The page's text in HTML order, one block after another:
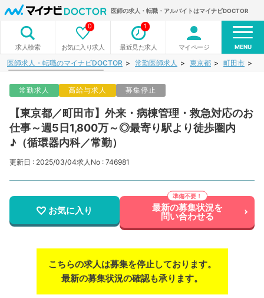
医師の求人・転職・アルバイトはマイナビDOCTOR
求人検索 お気に入り求人
0
最近見た求人
1
マイページ MENU
医師求人・転職のマイナビDOCTOR 常勤医師求人 東京都 町田市
常勤求人 高給与求人 募集停止
【東京都／町田市】外来・病棟管理・救急対応のお
仕事～週5日1,800万～◎最寄り駅より徒歩圏内
♪（循環器内科／常勤）
更新日 : 2025/03/04求人No : 746981
お気に入り 最新の募集状況を
問い合わせる
こちらの求人は募集を停止しております。
最新の募集状況の確認も承ります。